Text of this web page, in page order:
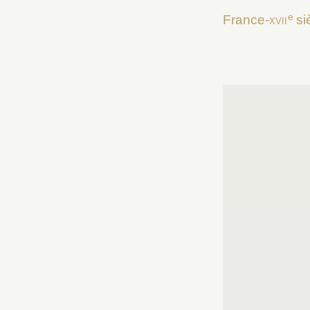
France-xviie